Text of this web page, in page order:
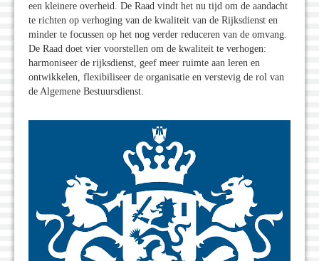
een kleinere overheid. De Raad vindt het nu tijd om de aandacht
te richten op verhoging van de kwaliteit van de Rijksdienst en
minder te focussen op het nog verder reduceren van de omvang.
De Raad doet vier voorstellen om de kwaliteit te verhogen:
harmoniseer de rijksdienst, geef meer ruimte aan leren en
ontwikkelen, flexibiliseer de organisatie en verstevig de rol van
de Algemene Bestuursdienst.